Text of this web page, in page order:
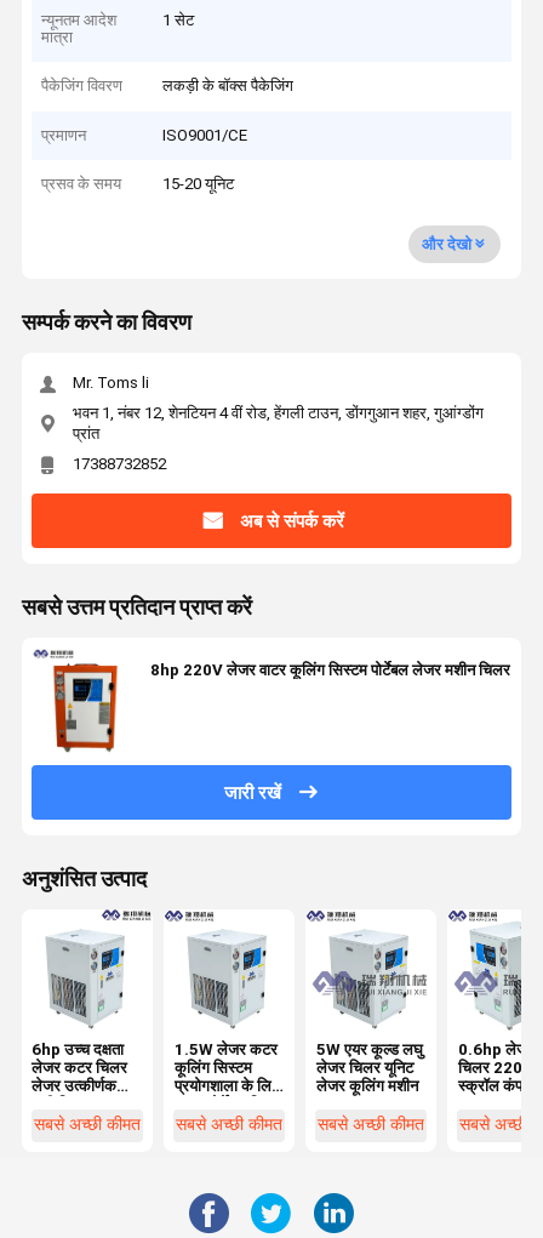
न्यूनतम आदेश
मात्रा
1 सेट
पैकेजिंग विवरण लकड़ी के बॉक्स पैकेजिंग
प्रमाणन ISO9001/CE
प्रसव के समय 15-20 यूनिट
और देखो
सम्पर्क करने का विवरण
Mr. Toms li
भवन 1, नंबर 12, शेनटियन 4 वीं रोड, हेंगली टाउन, डोंगगुआन शहर, गुआंग्डोंग
प्रांत
17388732852
अब से संपर्क करें
सबसे उत्तम प्रतिदान प्राप्त करें
8hp 220V लेजर वाटर कूलिंग सिस्टम पोर्टेबल लेजर मशीन चिलर
जारी रखें
अनुशंसित उत्पाद
6hp उच्च दक्षता
लेजर कटर चिलर
लेजर उत्कीर्णक
सबसे अच्छी कीमत
1.5W लेजर कटर
कूलिंग सिस्टम
प्रयोगशाला के लिए
सबसे अच्छी कीमत
5W एयर कूल्ड लघु
लेजर चिलर यूनिट
लेजर कूलिंग मशीन
सबसे अच्छी कीमत
0.6hp लेजर
चिलर 220V
स्क्रॉल
सबसे अच्छी